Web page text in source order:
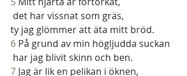
det har vissnat som gräs,
ty jag glömmer att äta mitt bröd.
6 På grund av min högljudda suckan
har jag blivit skinn och ben.
7 Jag är lik en pelikan i öknen,